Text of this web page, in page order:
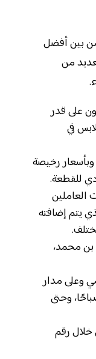
بين أفضل
من
على قدر
في
وبأسعار رخيصة
للقطعة.
العاملين
يتم إضافته
بن محمد،
وعلى مدار
وحتى
رقم